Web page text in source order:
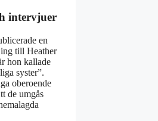
intervjuer
en
till Heather
hon kallade
syster”.
oberoende
de umgås